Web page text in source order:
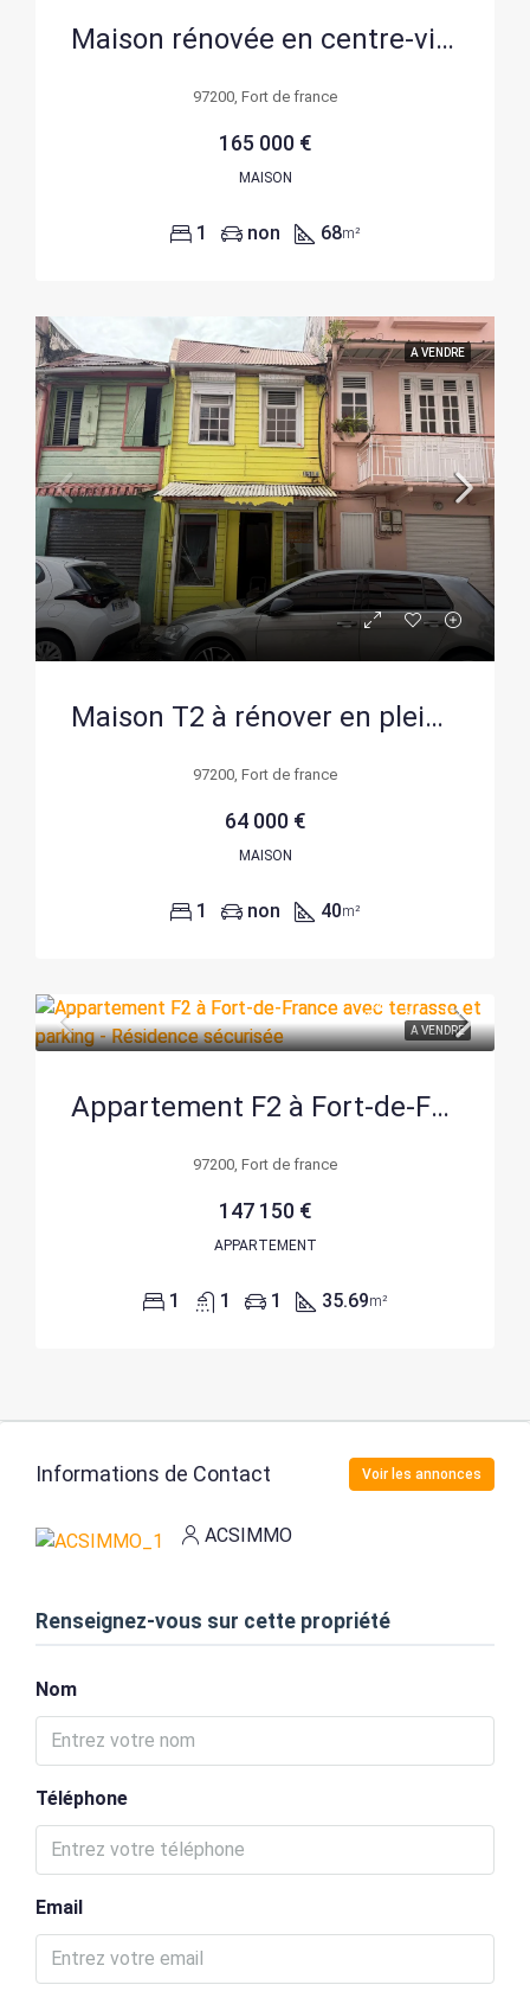
Maison rénovée en centre-ville de Fort de France pour usage professionnel ou habitation
97200, Fort de france
165 000 €
MAISON
1 non 68m²
A VENDRE
Maison T2 à rénover en plein centre-ville de Fort de France
97200, Fort de france
64 000 €
MAISON
1 non 40m²
A VENDRE
Appartement F2 à Fort-de-France avec terrasse et parking – Résidence sécurisée
97200, Fort de france
147 150 €
APPARTEMENT
1 1 1 35.69m²
Informations de Contact Voir les annonces
ACSIMMO
Renseignez-vous sur cette propriété
Nom
Téléphone
Email